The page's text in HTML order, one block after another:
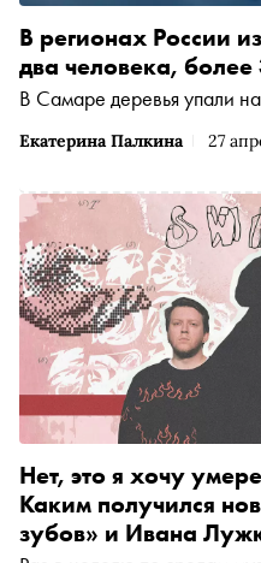
Екатерина Палкина 27
В регионах России
два человека,
В Самаре деревья упали
Нет, это я хочу
Каким получился
зубов» и Ивана